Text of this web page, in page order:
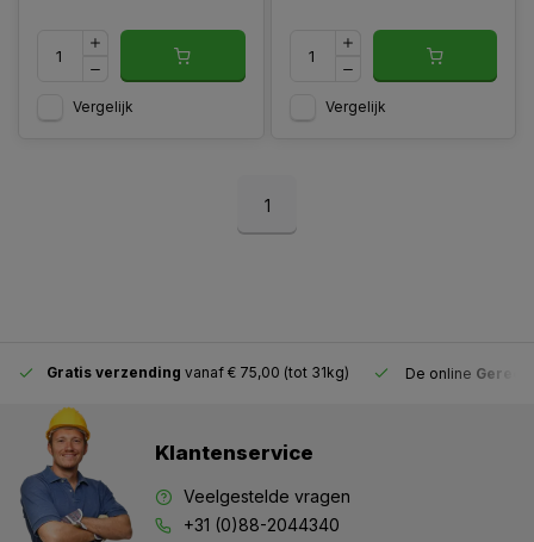
Vergelijk Vergelijk
1
Gratis verzending vanaf € 75,00 (tot 31kg) De online
Klantenservice
Veelgestelde vragen
+31 (0)88-2044340